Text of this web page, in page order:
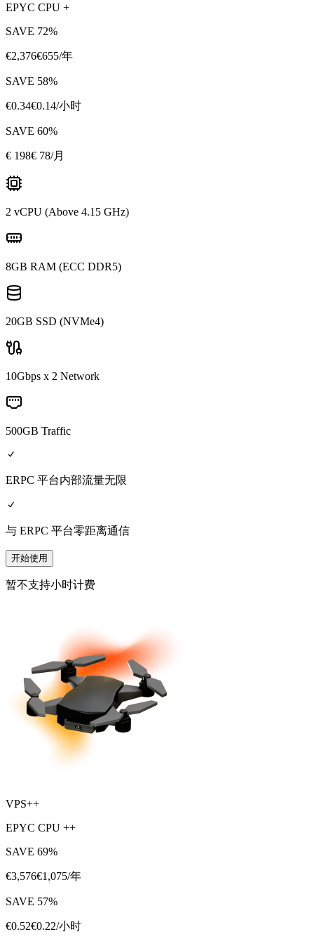
EPYC CPU +
SAVE 72%
€2,376€655/年
SAVE 58%
€0.34€0.14/小时
SAVE 60%
€ 198€ 78/月
2 vCPU (Above 4.15 GHz)
8GB RAM (ECC DDR5)
20GB SSD (NVMe4)
10Gbps x 2 Network
500GB Traffic
ERPC 平台内部流量无限
与 ERPC 平台零距离通信
开始使用
暂不支持小时计费
VPS++
EPYC CPU ++
SAVE 69%
€3,576€1,075/年
SAVE 57%
€0.52€0.22/小时